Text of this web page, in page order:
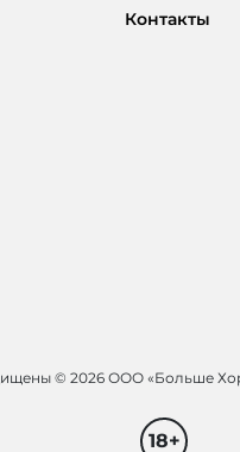
Контакты
© 2026 ООО «Больше
18+